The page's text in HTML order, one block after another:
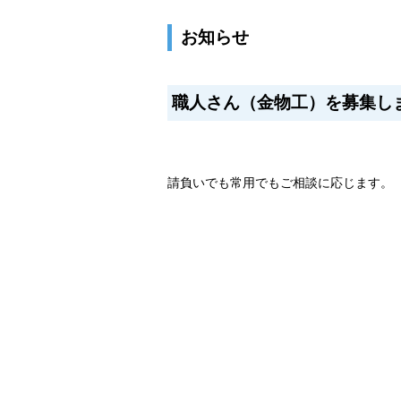
お知らせ
職人さん（金物工）を募集し
請負いでも常用でもご相談に応じます。